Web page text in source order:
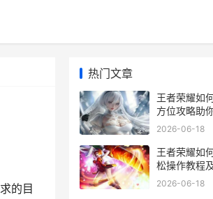
的目
热门文章
王者荣耀如
方位攻略助
2026-06-18
王者荣耀如
松操作教程
2026-06-18